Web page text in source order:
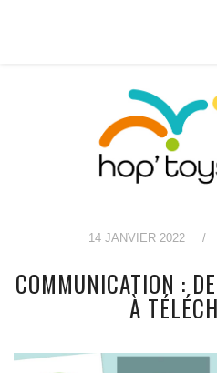
14 JANVIER 2022
/
COMMUNICATION :
À